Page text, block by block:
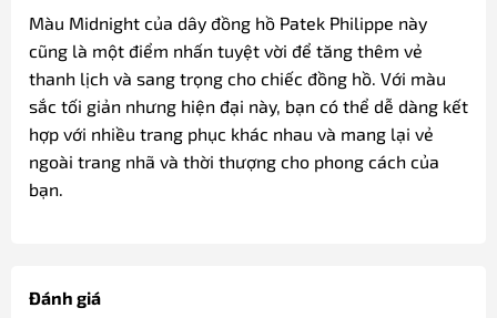
Màu Midnight của dây đồng hồ Patek Philippe này
cũng là một điểm nhấn tuyệt vời để tăng thêm vẻ
thanh lịch và sang trọng cho chiếc đồng hồ. Với màu
sắc tối giản nhưng hiện đại này, bạn có thể dễ dàng kết
hợp với nhiều trang phục khác nhau và mang lại vẻ
ngoài trang nhã và thời thượng cho phong cách của
bạn.
Đánh giá